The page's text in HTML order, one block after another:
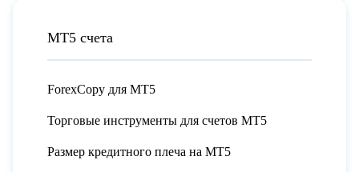
МТ5 счета
ForexCopy для МТ5
Торговые инструменты для счетов МТ5
Размер кредитного плеча на МТ5